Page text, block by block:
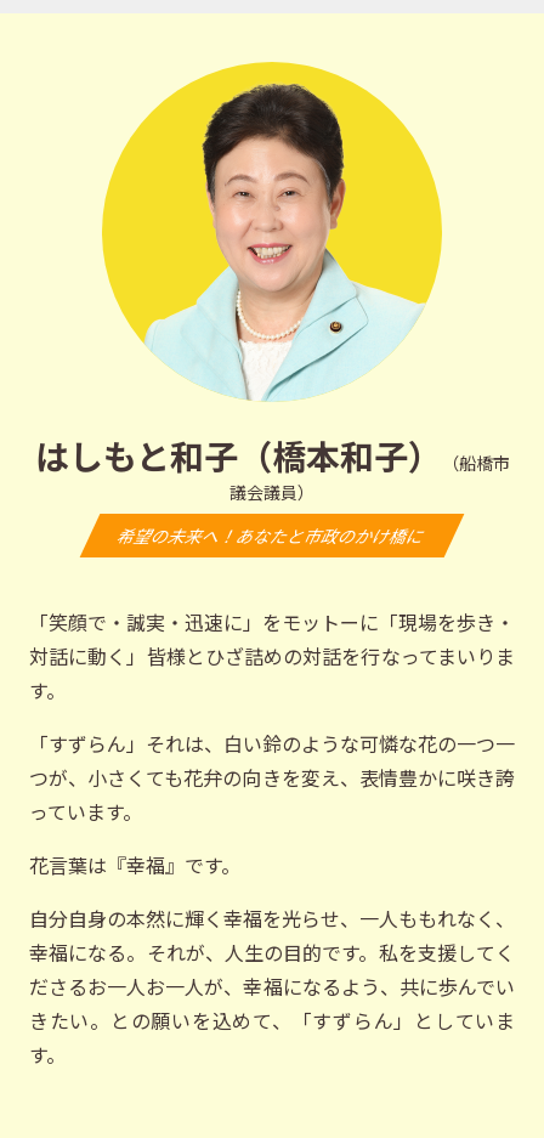
はしもと和子（橋本和子）
（船橋市
議会議員）
希望の未来へ！あなたと市政のかけ橋に
「笑顔で・誠実・迅速に」をモットーに「現場を歩き・
対話に動く」皆様とひざ詰めの対話を行なってまいりま
す。
「すずらん」それは、白い鈴のような可憐な花の一つ一
つが、小さくても花弁の向きを変え、表情豊かに咲き誇
っています。
花言葉は『幸福』です。
自分自身の本然に輝く幸福を光らせ、一人ももれなく、
幸福になる。それが、人生の目的です。私を支援してく
ださるお一人お一人が、幸福になるよう、共に歩んでい
きたい。との願いを込めて、「すずらん」としていま
す。